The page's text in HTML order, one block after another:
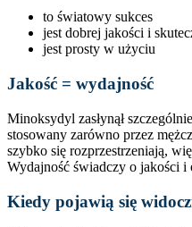
to światowy sukces
jest dobrej jakości i
jest prosty w użyciu
Jakość = wydajność
Minoksydyl zasłynął
stosowany zarówno przez
szybko się rozprzestrzeniają,
Wydajność świadczy o jakości i
Kiedy pojawią się